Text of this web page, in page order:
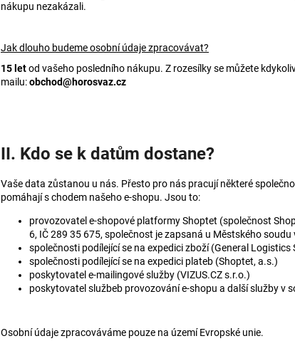
nákupu nezakázali.
Jak dlouho budeme osobní údaje zpracovávat?
15 letod vašeho posledního nákupu. Z rozesílky se můžete
mailu:obchod@horosvaz.cz
II. Kdo se k datům dostane?
Vaše data zůstanou u nás. Přesto pro nás pracují některé
pomáhají s chodem našeho e-shopu. Jsou to:
provozovatel e-shopové platformy Shoptet (společnost
6, IČ 289 35 675, společnost je zapsaná u Městského
společnosti podílející se na expedici zboží (General Logistics
společnosti podílející se na expedici plateb (Shoptet, a.s.)
poskytovatel e-mailingové služby (VIZUS.CZ s.r.o.)
poskytovatel službeb provozování e-shopu a další služby v
Osobní údaje zpracováváme pouze na území Evropské unie.